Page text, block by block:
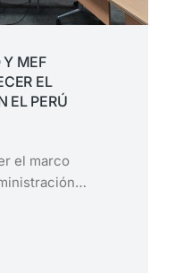
Y MEF
EL
EL PERÚ
el marco